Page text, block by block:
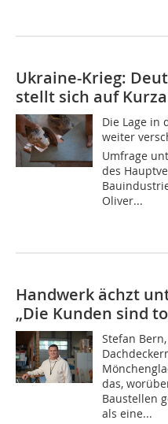
Ukraine-Krieg:
stellt sich auf
Die Lage in
weiter
Umfrage
des
Oliver...
Handwerk ächzt
„Die Kunden sind
Stefan
das,
Baustellen
als eine...